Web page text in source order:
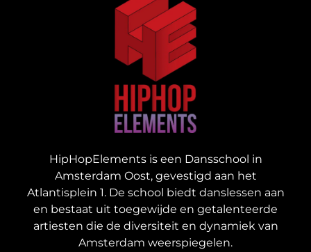
HipHopElements is een Dansschool in
Amsterdam Oost, gevestigd aan het
Atlantisplein 1. De school biedt danslessen aan
en bestaat uit toegewijde en getalenteerde
artiesten die de diversiteit en dynamiek van
Amsterdam weerspiegelen.